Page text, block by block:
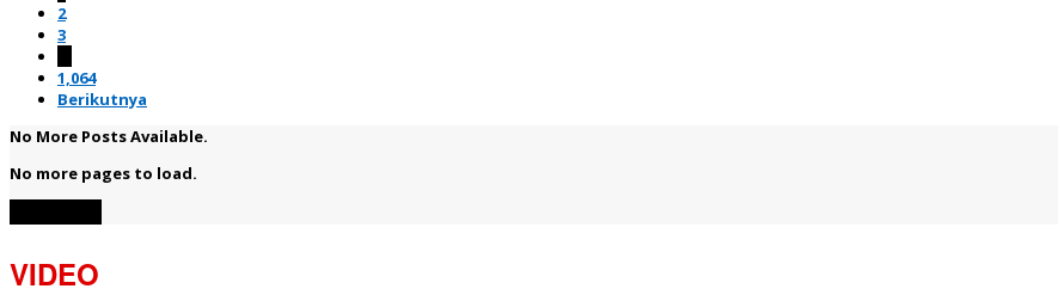
2
3
1,064
Berikutnya
No More Posts Available.
No more pages to load.
VIDEO